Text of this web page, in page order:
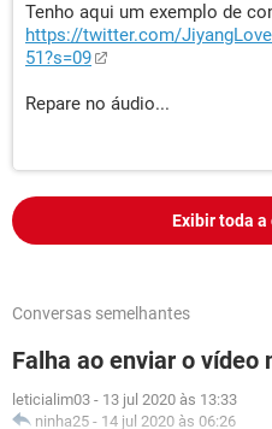
Tenho aqui um exemplo de
https://twitter.com/
51?s=09
Repare no áudio...
Exibir toda a
Conversas semelhantes
Falha ao enviar o vídeo
leticialim03 - 13 jul 2020 às 13:33
ninha25 - 14 jul 2020 às 06:26